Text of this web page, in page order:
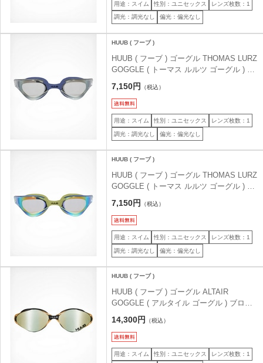
用途：スイム 性別：ユニセックス レンズ枚数：1
調光：調光なし 偏光：偏光なし
HUUB ( フーブ )
HUUB ( フーブ ) ゴーグル THOMAS LURZ
GOGGLE ( トーマス ルルツ ゴーグル ) ス
ティールブルー
7,150円 （税込）
用途：スイム 性別：ユニセックス レンズ枚数：1
調光：調光なし 偏光：偏光なし
HUUB ( フーブ )
HUUB ( フーブ ) ゴーグル THOMAS LURZ
GOGGLE ( トーマス ルルツ ゴーグル ) セ
7,150円 （税込）
用途：スイム 性別：ユニセックス レンズ枚数：1
調光：調光なし 偏光：偏光なし
HUUB ( フーブ )
HUUB ( フーブ ) ゴーグル ALTAIR
GOGGLE ( アルタイル ゴーグル ) ブロン
ズ/ブラック
14,300円 （税込）
用途：スイム 性別：ユニセックス レンズ枚数：1